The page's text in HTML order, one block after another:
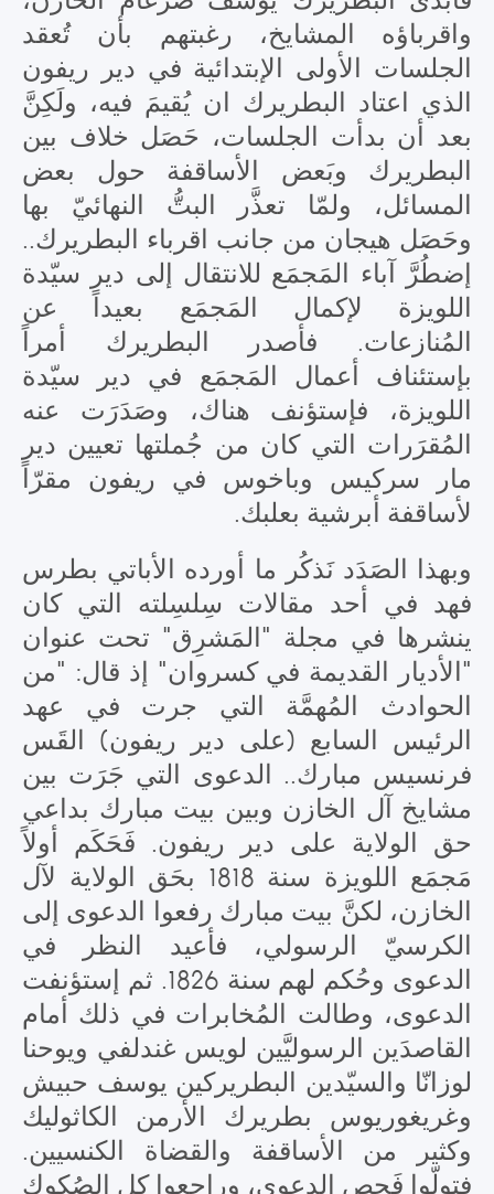
واقرباؤه المشايخ، رغبتهم بأن تُعقد
الجلسات الأولى الإبتدائية في دير ريفون
الذي اعتاد البطريرك ان يُقيمَ فيه، ولَكِنَّ
بعد أن بدأت الجلسات، حَصَل خلاف بين
البطريرك وبَعض الأساقفة حول بعض
المسائل، ولمّا تعذَّر البتُّ النهائيّ بها
وحَصَل هيجان من جانب اقرباء البطريرك..
إضطُرَّ آباء المَجمَع للانتقال إلى دير سيّدة
اللويزة لإكمال المَجمَع بعيداً عن
المُنازعات. فأصدر البطريرك أمراً
بإستئناف أعمال المَجمَع في دير سيّدة
اللويزة، فإستؤنف هناك، وصَدَرَت عنه
المُقرَرات التي كان من جُملتها تعيين دير
مار سركيس وباخوس في ريفون مقرّاً
لأساقفة أبرشية بعلبك.
وبهذا الصَدَد نَذكُر ما أورده الأباتي بطرس
فهد في أحد مقالات سِلسِلته التي كان
ينشرها في مجلة "المَشرِق" تحت عنوان
"الأديار القديمة في كسروان" إذ قال: "من
الحوادث المُهمَّة التي جرت في عهد
الرئيس السابع (على دير ريفون) القَس
فرنسيس مبارك.. الدعوى التي جَرَت بين
مشايخ آل الخازن وبين بيت مبارك بداعي
حق الولاية على دير ريفون. فَحَكَم أولاً
مَجمَع اللويزة سنة 1818 بحَق الولاية لآل
الخازن، لكنَّ بيت مبارك رفعوا الدعوى إلى
الكرسيّ الرسولي، فأعيد النظر في
الدعوى وحُكم لهم سنة 1826. ثم إستؤنفت
الدعوى، وطالت المُخابرات في ذلك أمام
القاصدَين الرسوليَّين لويس غندلفي ويوحنا
لوزانّا والسيّدين البطريركين يوسف حبيش
وغريغوريوس بطريرك الأرمن الكاثوليك
وكثير من الأساقفة والقضاة الكنسيين.
فتولّوا فَحص الدعوى، وراجعوا كل الصُكوك